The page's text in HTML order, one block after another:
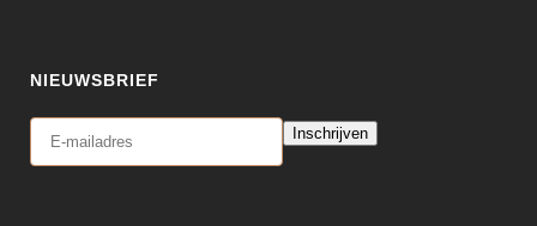
NIEUWSBRIEF
Inschrijven